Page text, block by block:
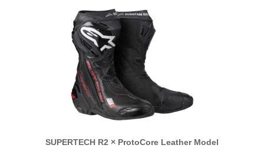
SUPERTECH R2 × ProtoCore Leather Model